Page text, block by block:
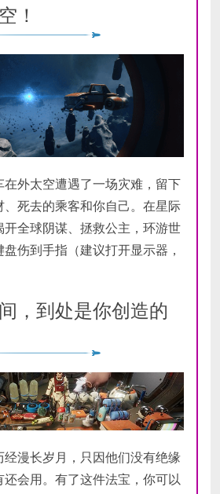
7 GB 可用空间
7 GB 可用空间
！
外太空遭遇了一场灾难，留下
、死去的乘客和你自己。在星际
全球阴谋、拯救公主，环游世
伤到手指（建议打开显示器，
，到处是你创造的
漫长岁月，只因他们没有绝缘
会用。有了这件法宝，你可以